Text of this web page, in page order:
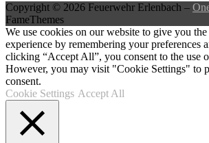
Copyright © 2026 Feuerwehr Erlenbach –
FameThemes
We use cookies on our website to give you
experience by remembering your preferences
clicking “Accept All”, you consent to the use
However, you may visit "Cookie Settings" to
consent.
Cookie Settings Accept All